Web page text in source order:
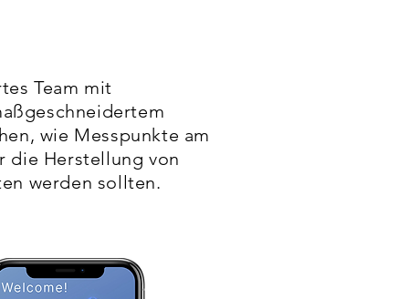
Team mit
wie Messpunkte am
die Herstellung von
werden sollten.